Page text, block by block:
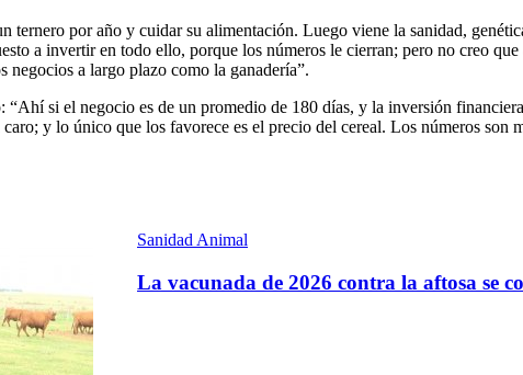
ternero por año y cuidar su alimentación. Luego viene la sanidad,
a invertir en todo ello, porque los números le cierran; pero no creo
a largo plazo como la ganadería”.
si el negocio es de un promedio de 180 días, y la inversión
y lo único que los favorece es el precio del cereal. Los números son
Sanidad Animal
La vacunada de 2026 contra la aftosa se